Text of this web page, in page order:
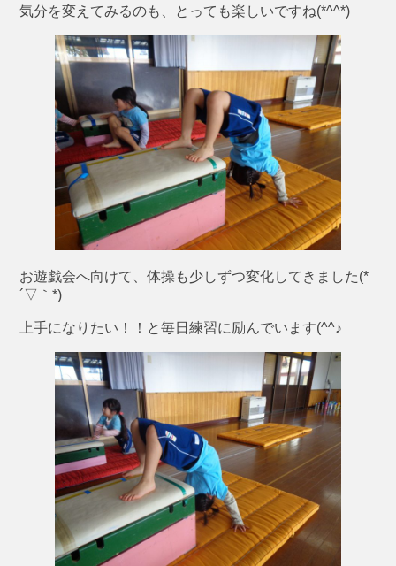
気分を変えてみるのも、とっても楽しいですね(*^^*)
お遊戯会へ向けて、体操も少しずつ変化してきました(*
´▽｀*)
上手になりたい！！と毎日練習に励んでいます(^^♪